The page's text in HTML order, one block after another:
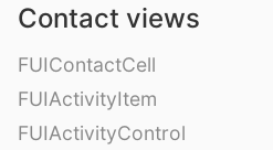
Contact views
FUIContactCell
FUIActivityItem
FUIActivityControl